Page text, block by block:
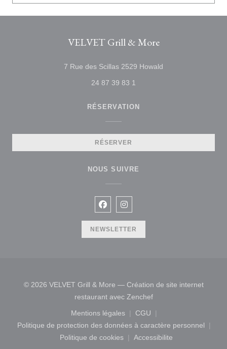
VELVET Grill & More
7 Rue des Scillas 2529 Howald
24 87 39 83 1
RÉSERVATION
RÉSERVER
NOUS SUIVRE
Facebook ((ouvre une nouvelle
Instagram ((ouvre une
NEWSLETTER
© 2026 VELVET Grill & More — Création de site internet
restaurant avec Zenchef((ouvre une nouvelle
Mentions légales
((ouvre une nouvelle fenêtre))
CGU
((ouvre une nouvelle
Politique de protection des données à caractère personnel
((ouvre une nouvelle fenêtre))
Politique de cookies
((ouvre une nouvelle fenêtre))
Accessibilite
((ouvre une nouvelle